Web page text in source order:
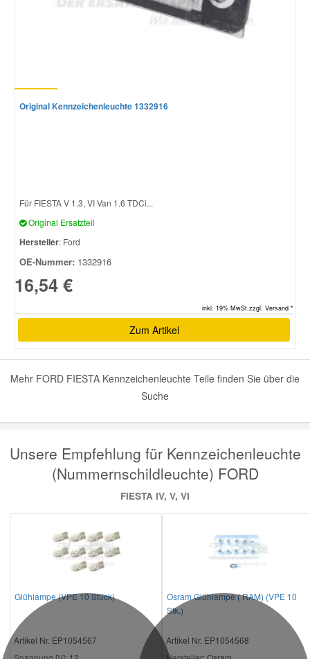
Original Kennzeichenleuchte 1332916
Für FIESTA V 1.3, VI Van 1.6 TDCi...
Original Ersatzteil
Hersteller: Ford
OE-Nummer: 1332916
16,54 €
inkl. 19% MwSt.zzgl. Versand *
Zum Artikel
Mehr FORD FIESTA Kennzeichenleuchte Teile finden Sie über die
Suche
Unsere Empfehlung für Kennzeichenleuchte
(Nummernschildleuchte) FORD
FIESTA IV, V, VI
Glühlampe (VPE 10 Stück)
Artikel Nr. EP1054567
Osram Glühlampe ( RAM) (VPE 10
Stk.)
Artikel Nr. EP1054568